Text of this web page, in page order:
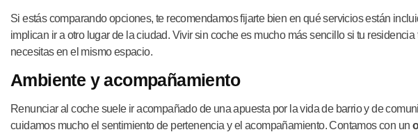
Si estás comparando opciones, te recomendamos fijarte bien en qué servicios están
implican ir a otro lugar de la ciudad. Vivir sin coche es mucho más sencillo si tu residencia
necesitas en el mismo espacio.
Ambiente y acompañamiento
Renunciar al coche suele ir acompañado de una apuesta por la vida de barrio y de
cuidamos mucho el sentimiento de pertenencia y el acompañamiento. Contamos con un